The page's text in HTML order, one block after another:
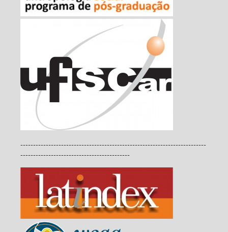
-------------------------------------------------------------------------
-------------------------------------------